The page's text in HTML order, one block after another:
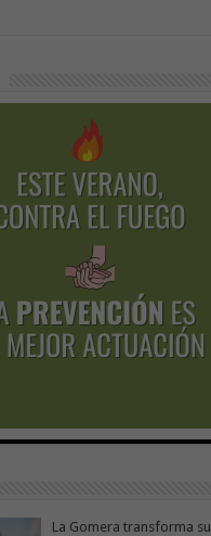
La Gomera transforma su